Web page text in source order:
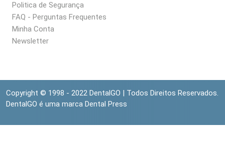
Politica de Segurança
FAQ - Perguntas Frequentes
Minha Conta
Newsletter
Copyright © 1998 - 2022 DentalGO | Todos Direitos Reservados.
DentalGO é uma marca Dental Press